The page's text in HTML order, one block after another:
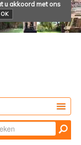
u akkoord met ons
OK